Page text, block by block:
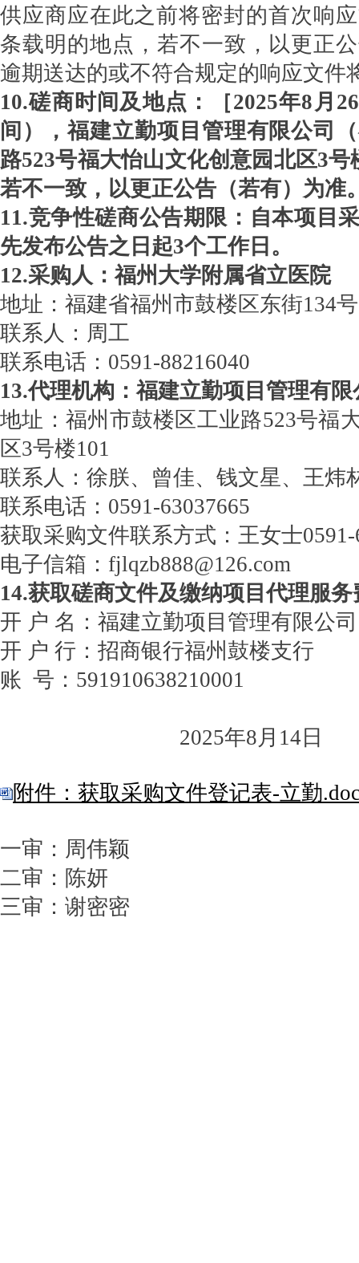
供应商应在此之前将密封的首次响
条载明的地点，若不一致，以更正
逾期送达的或不符合规定的响应文件
10.磋商时间及地点：［2025年8月
间），福建立勤项目管理有限公司
路523号福大怡山文化创意园北区3号
若不一致，以更正公告（若有）为准
11.竞争性磋商公告期限：自本项目
先发布公告之日起3个工作日。
12.采购人：福州大学附属省立医院
地址：福建省福州市鼓楼区东街134号
联系人：周工
联系电话：0591-88216040
13.代理机构：福建立勤项目管理有限
地址：福州市鼓楼区工业路523号福
区3号楼101
联系人：徐朕、曾佳、钱文星、王炜
联系电话：0591-63037665
获取采购文件联系方式：王女士0591-
电子信箱：fjlqzb888@126.com
14.获取磋商文件及缴纳项目代理服
开 户 名：福建立勤项目管理有限公
开 户 行：招商银行福州鼓楼支行
账 号：591910638210001
2025年8月14日
附件：获取采购文件登记表-立勤
一审：周伟颖
二审：陈妍
三审：谢密密